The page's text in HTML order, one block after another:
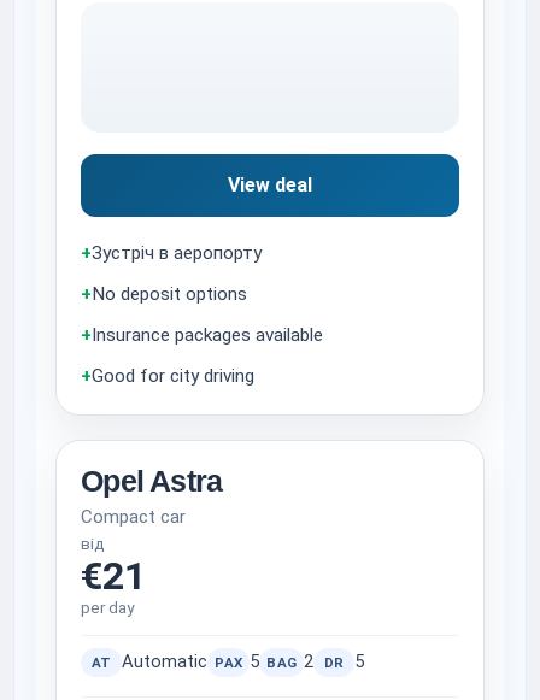
View deal
+Зустріч в аеропорту
+No deposit options
+Insurance packages available
+Good for city driving
Opel Astra
Compact car
від
€21
per day
AT Automatic PAX 5 BAG 2 DR 5